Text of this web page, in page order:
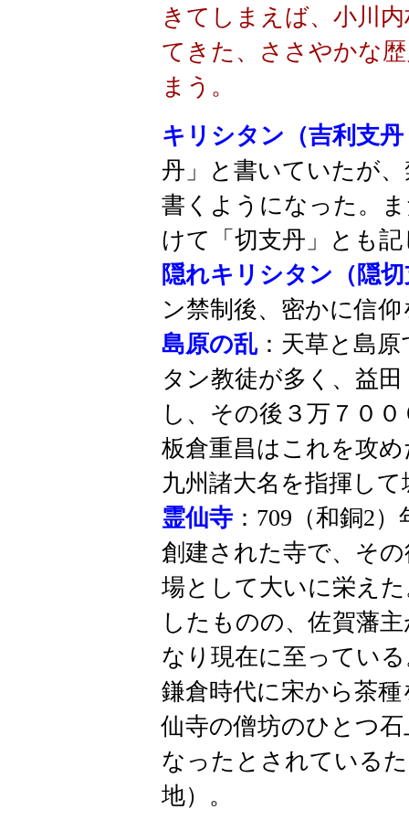
きてしまえば、小川
てきた、ささやかな
まう。
キリシタン（吉利支
丹」と書いていたが
書くようになった。
けて「切支丹」とも
隠れキリシタン（隠
ン禁制後、密かに信
島原の乱：天草と島
タン教徒が多く、益
し、その後３万７０
板倉重昌はこれを攻
九州諸大名を指揮し
霊仙寺 ：709（和銅2
創建された寺で、そ
場として大いに栄え
したものの、佐賀藩
なり現在に至ってい
鎌倉時代に宋から茶
仙寺の僧坊のひとつ
なったとされている
地）。